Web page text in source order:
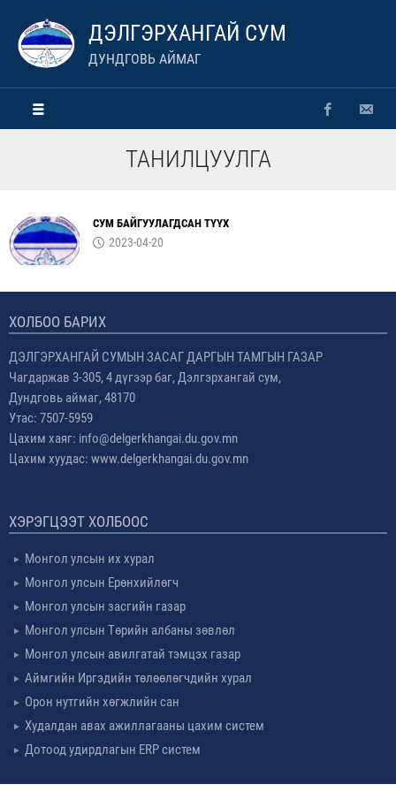
ДЭЛГЭРХАНГАЙ СУМ
ДУНДГОВЬ АЙМАГ
ТАНИЛЦУУЛГА
СУМ БАЙГУУЛАГДСАН ТҮҮХ
2023-04-20
ХОЛБОО БАРИХ
ДЭЛГЭРХАНГАЙ СУМЫН ЗАСАГ ДАРГЫН ТАМГЫН ГАЗАР
Чагдаржав 3-305, 4 дүгээр баг, Дэлгэрхангай сум,
Дундговь аймаг, 48170
Утас: 7507-5959
Цахим хаяг: info@delgerkhangai.du.gov.mn
Цахим хуудас: www.delgerkhangai.du.gov.mn
ХЭРЭГЦЭЭТ ХОЛБООС
Монгол улсын их хурал
Монгол улсын Ерөнхийлөгч
Монгол улсын засгийн газар
Монгол улсын Төрийн албаны зөвлөл
Монгол улсын авилгатай тэмцэх газар
Аймгийн Иргэдийн төлөөлөгчдийн хурал
Орон нутгийн хөгжлийн сан
Худалдан авах ажиллагааны цахим систем
Дотоод удирдлагын ERP систем